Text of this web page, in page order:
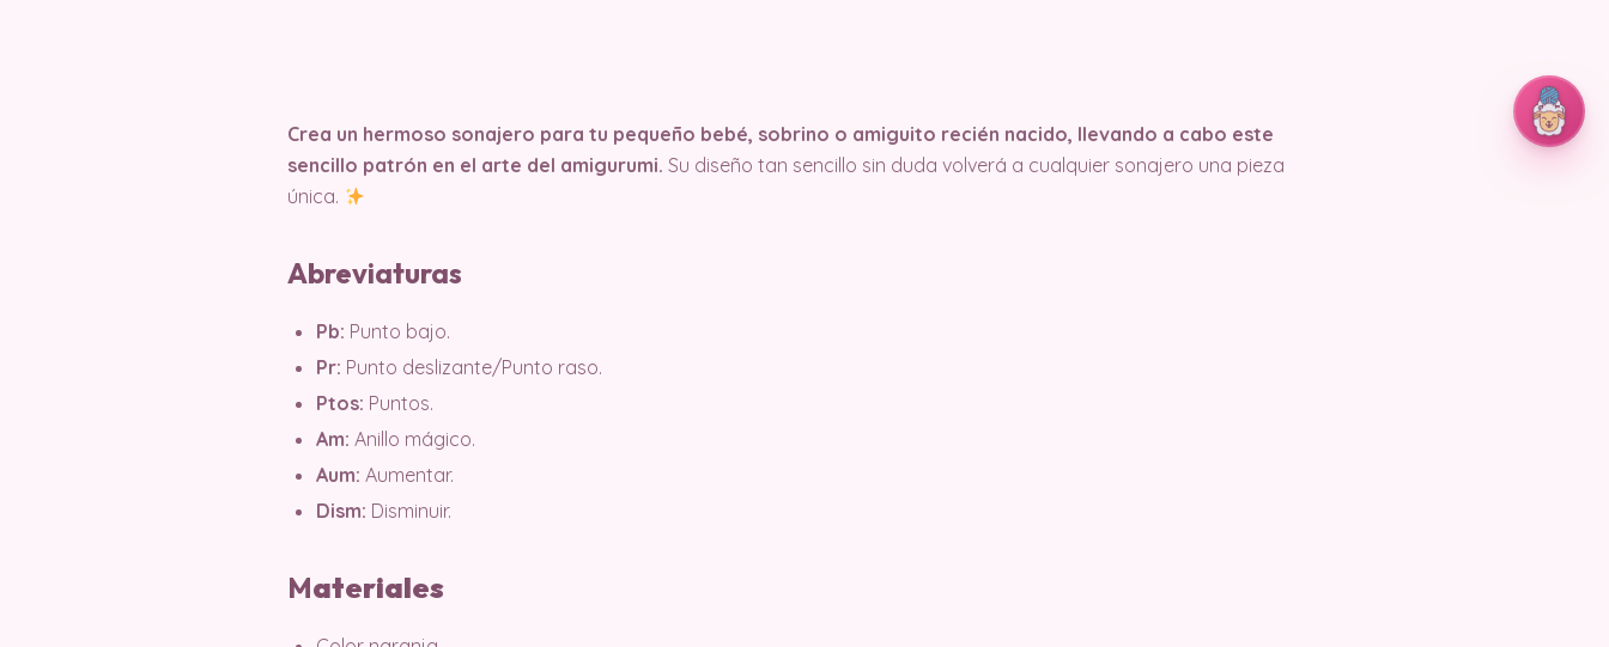
Crea un hermoso sonajero para tu pequeño bebé, sobrino o amiguito recién nacido, llevando a cabo este
sencillo patrón en el arte del amigurumi. Su diseño tan sencillo sin duda volverá a cualquier sonajero una pieza
única.
Abreviaturas
Pb: Punto bajo.
Pr: Punto deslizante/Punto raso.
Ptos: Puntos.
Am: Anillo mágico.
Aum: Aumentar.
Dism: Disminuir.
Materiales